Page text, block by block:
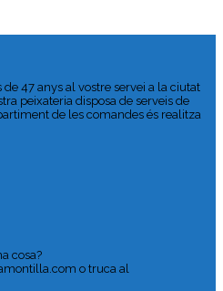
47 anys al vostre servei a la ciutat
peixateria disposa de serveis de
de les comandes és realitza
cosa?
o truca al